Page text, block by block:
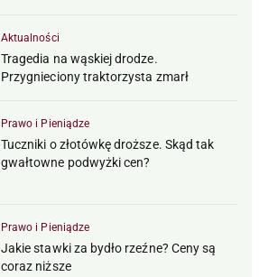
Aktualności
Tragedia na wąskiej drodze.
Przygnieciony traktorzysta zmarł
Prawo i Pieniądze
Tuczniki o złotówkę droższe. Skąd tak
gwałtowne podwyżki cen?
Prawo i Pieniądze
Jakie stawki za bydło rzeźne? Ceny są
coraz niższe